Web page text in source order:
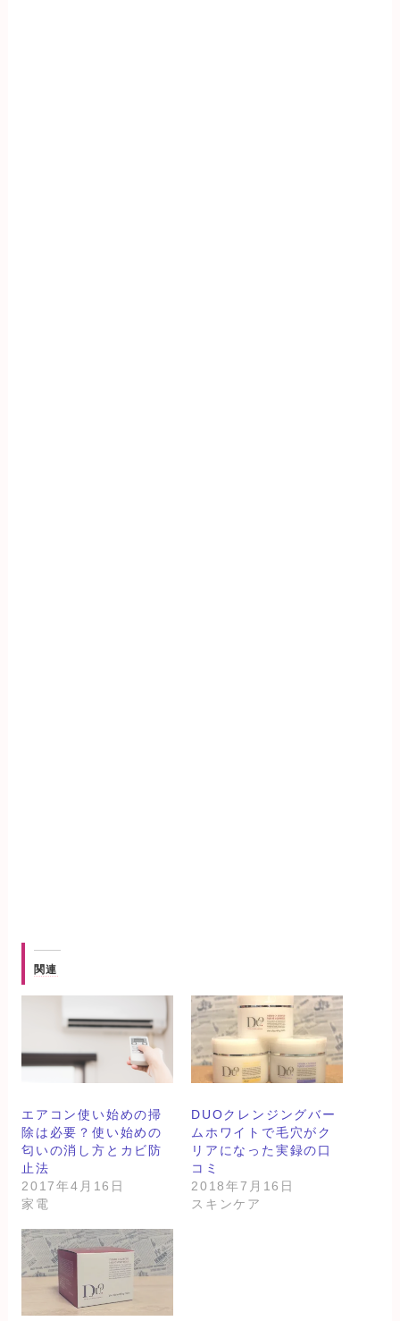
関連
エアコン使い始めの掃
除は必要？使い始めの
匂いの消し方とカビ防
止法
2017年4月16日
家電
DUOクレンジングバー
ムホワイトで毛穴がク
リアになった実録の口
コミ
2018年7月16日
スキンケア